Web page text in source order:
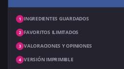
1 INGREDIENTES GUARDADOS
2 FAVORITOS ILIMITADOS
3 VALORACIONES Y OPINIONES
4 VERSIÓN IMPRIMIBLE